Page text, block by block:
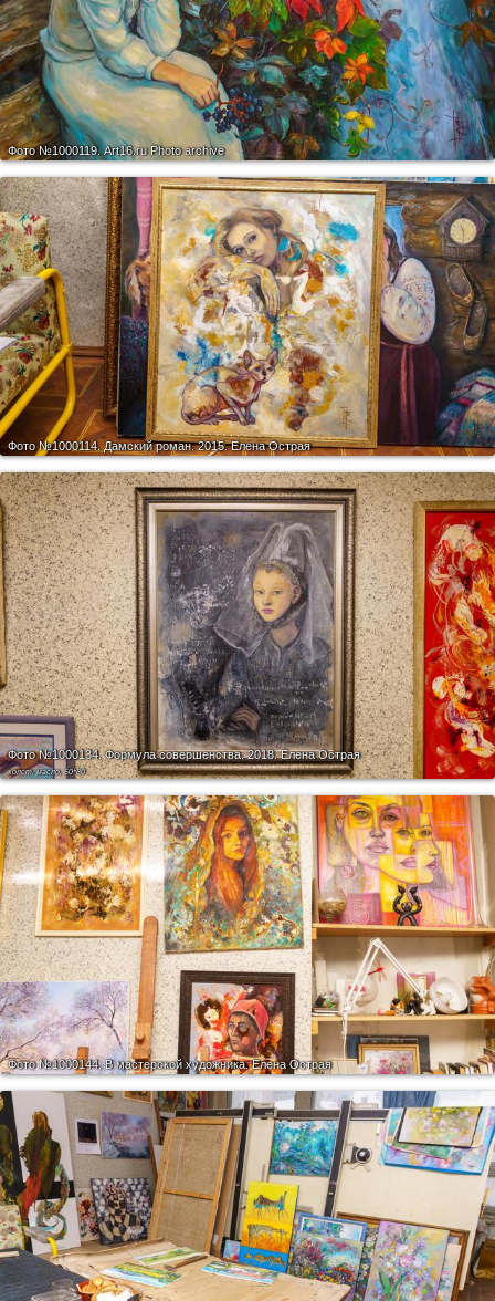
Фото №1000119.Art16.ru Photo archive
Фото №1000114. Дамский роман. 2015. Елена Острая
Фото №1000134.Формула совершенства. 2018. Елена Острая
холст, масло, 60*80
Фото №1000144.В мастерской художника. Елена Острая